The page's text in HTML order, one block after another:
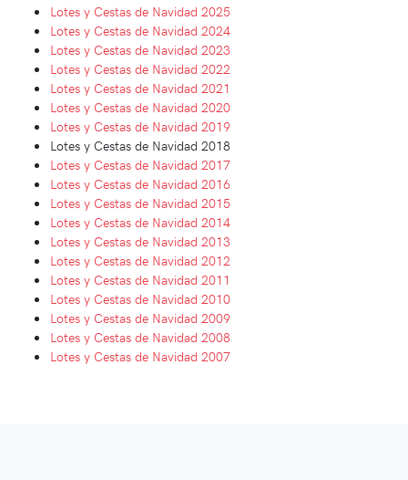
Lotes y Cestas de Navidad 2025
Lotes y Cestas de Navidad 2024
Lotes y Cestas de Navidad 2023
Lotes y Cestas de Navidad 2022
Lotes y Cestas de Navidad 2021
Lotes y Cestas de Navidad 2020
Lotes y Cestas de Navidad 2019
Lotes y Cestas de Navidad 2018
Lotes y Cestas de Navidad 2017
Lotes y Cestas de Navidad 2016
Lotes y Cestas de Navidad 2015
Lotes y Cestas de Navidad 2014
Lotes y Cestas de Navidad 2013
Lotes y Cestas de Navidad 2012
Lotes y Cestas de Navidad 2011
Lotes y Cestas de Navidad 2010
Lotes y Cestas de Navidad 2009
Lotes y Cestas de Navidad 2008
Lotes y Cestas de Navidad 2007